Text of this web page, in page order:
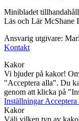
Minibladet
Läs och Lär McShane
Ansvarig utgivare:
Kontakt
Kakor
Vi bjuder på kakor!
"Acceptera alla". Du
genom att klicka på
InställningarAcceptera
Kakor
Välj vilken typ av